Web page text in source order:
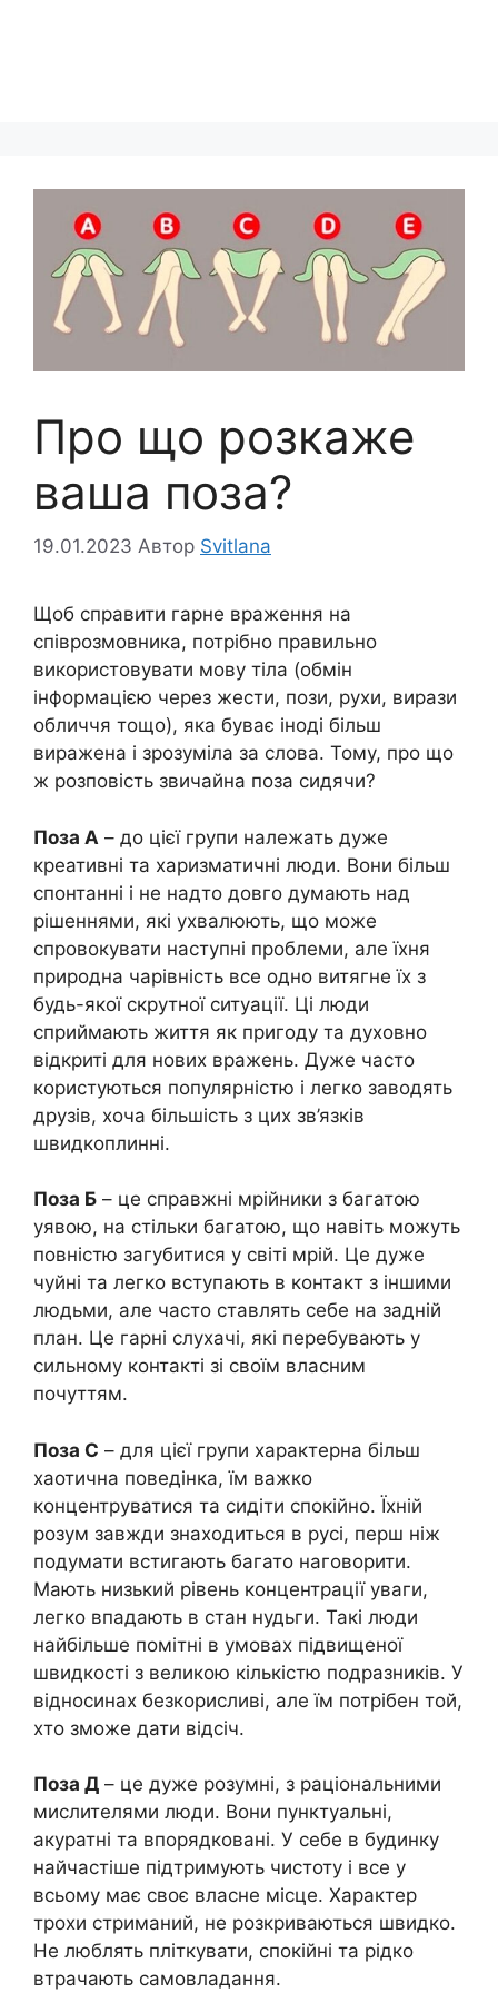
Про що розкаже
ваша поза?
19.01.2023 Автор Svitlana
Щоб справити гарне враження на
співрозмовника, потрібно правильно
використовувати мову тіла (обмін
інформацією через жести, пози, рухи, вирази
обличчя тощо), яка буває іноді більш
виражена і зрозуміла за слова. Тому, про що
ж розповість звичайна поза сидячи?
Поза А – до цієї групи належать дуже
креативні та харизматичні люди. Вони більш
спонтанні і не надто довго думають над
рішеннями, які ухвалюють, що може
спровокувати наступні проблеми, але їхня
природна чарівність все одно витягне їх з
будь-якої скрутної ситуації. Ці люди
сприймають життя як пригоду та духовно
відкриті для нових вражень. Дуже часто
користуються популярністю і легко заводять
друзів, хоча більшість з цих зв’язків
швидкоплинні.
Поза Б – це справжні мрійники з багатою
уявою, на стільки багатою, що навіть можуть
повністю загубитися у світі мрій. Це дуже
чуйні та легко вступають в контакт з іншими
людьми, але часто ставлять себе на задній
план. Це гарні слухачі, які перебувають у
сильному контакті зі своїм власним
почуттям.
Поза С – для цієї групи характерна більш
хаотична поведінка, їм важко
концентруватися та сидіти спокійно. Їхній
розум завжди знаходиться в русі, перш ніж
подумати встигають багато наговорити.
Мають низький рівень концентрації уваги,
легко впадають в стан нудьги. Такі люди
найбільше помітні в умовах підвищеної
швидкості з великою кількістю подразників. У
відносинах безкорисливі, але їм потрібен той,
хто зможе дати відсіч.
Поза Д – це дуже розумні, з раціональними
мислителями люди. Вони пунктуальні,
акуратні та впорядковані. У себе в будинку
найчастіше підтримують чистоту і все у
всьому має своє власне місце. Характер
трохи стриманий, не розкриваються швидко.
Не люблять пліткувати, спокійні та рідко
втрачають самовладання.